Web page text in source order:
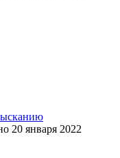
20 января 2022